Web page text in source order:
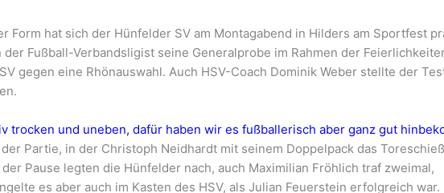
Form hat sich der Hünfelder SV am Montagabend in Hilders am Sportfest
der Fußball-Verbandsligist seine Generalprobe im Rahmen der
gegen eine Rhönauswahl. Auch HSV-Coach Dominik Weber stellte der
trocken und uneben, dafür haben wir es fußballerisch aber ganz gut
Partie, in der Christoph Neidhardt mit seinem Doppelpack das
Pause legten die Hünfelder nach, auch Maximilian Fröhlich traf zweimal,
es aber auch im Kasten des HSV, als Julian Feuerstein erfolgreich war.